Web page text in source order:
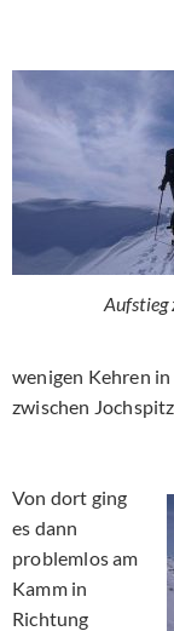
Aufstieg
wenigen Kehren
zwischen
Von dort ging
es dann
problemlos am
Kamm in
Richtung